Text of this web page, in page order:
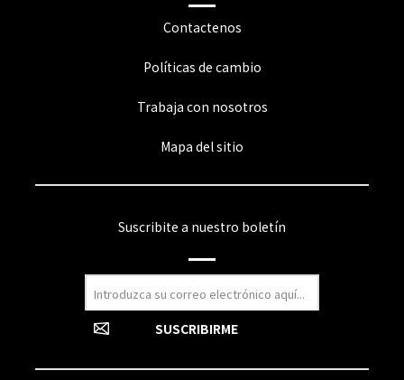
Contactenos
Políticas de cambio
Trabaja con nosotros
Mapa del sitio
Suscribite a nuestro boletín